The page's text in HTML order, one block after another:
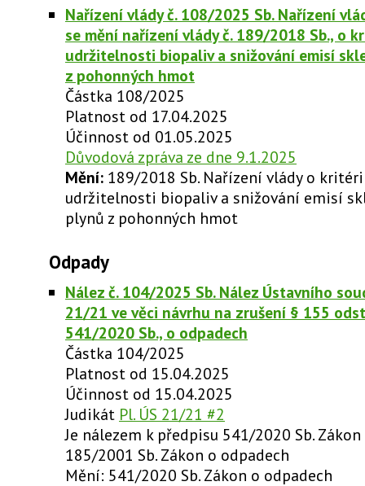
Nařízení vlády č. 108/2025 Sb. Nařízení
se mění nařízení vlády č. 189/2018 Sb., o
udržitelnosti biopaliv a snižování emisí
z pohonných hmot
Částka 108/2025
Platnost od 17.04.2025
Účinnost od 01.05.2025
Důvodová zpráva ze dne 9.1.2025
Mění: 189/2018 Sb. Nařízení vlády o
udržitelnosti biopaliv a snižování emisí
plynů z pohonných hmot
Odpady
Nález č. 104/2025 Sb. Nález Ústavního
21/21 ve věci návrhu na zrušení § 155
541/2020 Sb., o odpadech
Částka 104/2025
Platnost od 15.04.2025
Účinnost od 15.04.2025
Judikát Pl. ÚS 21/21 #2
Je nálezem k předpisu 541/2020 Sb.
185/2001 Sb. Zákon o odpadech
Mění: 541/2020 Sb. Zákon o odpadech